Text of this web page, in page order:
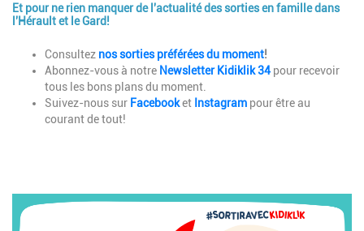
Et pour ne rien manquer de l'actualité des sorties en famille dans
l'Hérault et le Gard!
DescriptionConsultez nos sorties préférées du moment!
Abonnez-vous à notre Newsletter Kidiklik 34 pour recevoir
tous les bons plans du moment.
Suivez-nous sur Facebooket Instagram pour être au
courant de tout!